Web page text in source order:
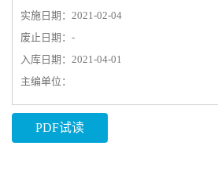
实施日期：2021-02-04
废止日期：-
入库日期：2021-04-01
主编单位：
PDF试读